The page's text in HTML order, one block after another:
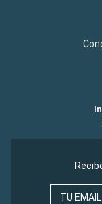
TU EMAIL